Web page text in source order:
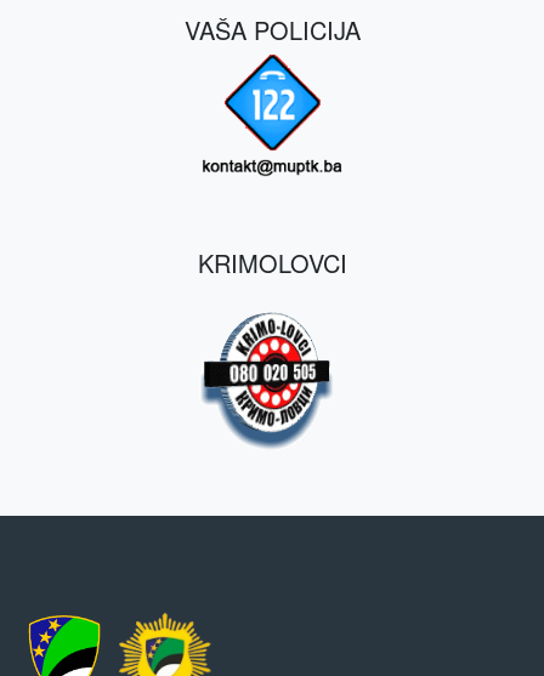
VAŠA POLICIJA
KRIMOLOVCI